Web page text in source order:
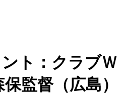
ント：クラブＷ
監督（広島）